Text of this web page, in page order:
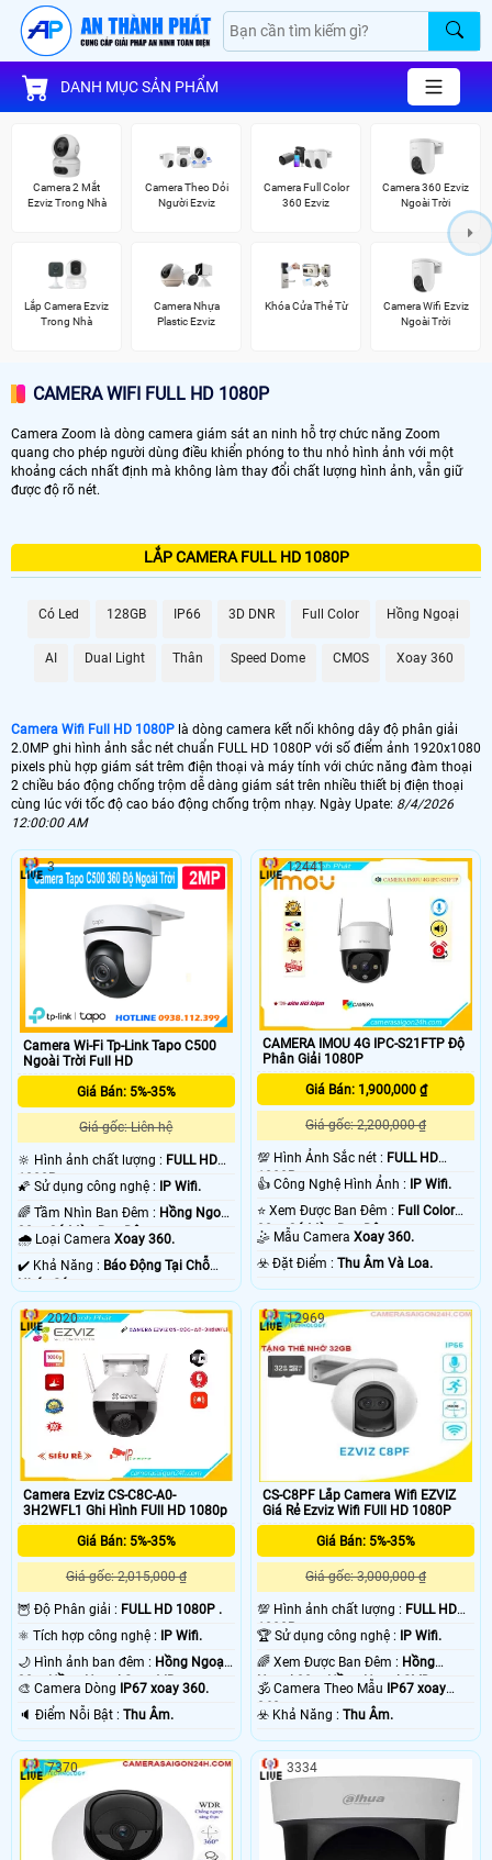
DANH MỤC SẢN PHẨM
Camera 2 Mắt
Ezviz Trong Nhà
Camera Theo Dỏi
Người Ezviz
Camera Full Color
360 Ezviz
Camera 360 Ezviz
Ngoài Trời
Lắp Camera Ezviz
Trong Nhà
Camera Nhựa
Plastic Ezviz
Khóa Cửa Thẻ Từ
Camera Wifi Ezviz
Ngoài Trời
CAMERA WIFI FULL HD 1080P
Camera Zoom là dòng camera giám sát an ninh hỗ trợ chức năng Zoom
quang cho phép người dùng điều khiển phóng to thu nhỏ hình ảnh với một
khoảng cách nhất định mà không làm thay đổi chất lượng hình ảnh, vẫn giữ
được độ rõ nét.
LẮP CAMERA FULL HD 1080P
Có Led 128GB IP66 3D DNR Full Color Hồng Ngoại
AI Dual Light Thân Speed Dome CMOS Xoay 360
Camera Wifi Full HD 1080P là dòng camera kết nối không dây độ phân giải
2.0MP ghi hình ảnh sắc nét chuẩn FULL HD 1080P với số điểm ảnh 1920x1080
pixels phù hợp giám sát trêm điện thoại và máy tính với chức năng đàm thoại
2 chiều báo động chống trộm dễ dàng giám sát trên nhiều thiết bị điện thoại
cùng lúc với tốc độ cao báo động chống trộm nhạy. Ngày Upate: 8/4/2026
12:00:00 AM
Camera Wi-Fi Tp-Link Tapo C500
Ngoài Trời Full HD
Giá Bán: 5%-35%
Giá gốc: Liên hệ
🔆 Hình ảnh chất lượng : FULL HD
1080P .
🌠 Sử dụng công nghệ : IP Wifi.
🌈 Tầm Nhìn Ban Đêm : Hồng Ngoại
30m Có Màu Ban Ðêm.
🌧️ Loại Camera Xoay 360.
️✔️ Khả Năng : Báo Động Tại Chỗ
Nháy Sáng.
3
CAMERA IMOU 4G IPC-S21FTP Độ
Phân Giải 1080P
Giá Bán: 1,900,000 ₫
Giá gốc: 2,200,000 ₫
💯 Hình Ảnh Sắc nét : FULL HD
1080P .
👍 Công Nghệ Hình Ảnh :
IP Wifi.
⭐ Xem Được Ban Đêm : Full Color
30m Có Màu Ban Ðêm.
🤹 Mẫu CameraXoay 360.
️☣️ Đặt Điểm :Thu Âm Và Loa.
12441
Camera Ezviz CS-C8C-A0-
3H2WFL1 Ghi Hình FUll HD 1080p
Giá Bán: 5%-35%
Giá gốc: 2,015,000 ₫
🦉 Độ Phân giải : FULL HD 1080P .
⚛️ Tích hợp công nghệ : IP Wifi.
🌙 Hình ảnh ban đêm : Hồng Ngoại
30m Hồng Ngoại Smart IR.
🎨 Camera Dòng IP67 xoay 360.
️🔈 Điểm Nỗi Bật : Thu Âm.
2020
CS-C8PF Lắp Camera Wifi EZVIZ
Giá Rẻ Ezviz Wifi FUll HD 1080P
Giá Bán: 5%-35%
Giá gốc: 3,000,000 ₫
💯 Hình ảnh chất lượng : FULL HD
1080P .
🏆 Sử dụng công nghệ : IP Wifi.
🌈 Xem Được Ban Đêm : Hồng
Ngoại 30m Hồng Ngoại SMD.
🕉️ Camera Theo Mẫu IP67 xoay
360.
️☣️ Khả Năng :Thu Âm.
12969
7370 3334